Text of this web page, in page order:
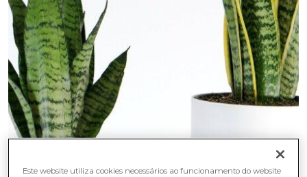
Este website utiliza cookies necessários ao funcionamento do website